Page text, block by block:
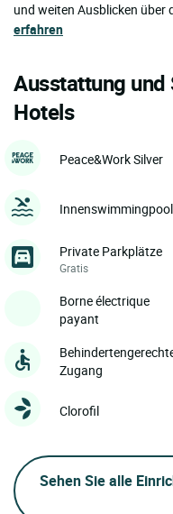
und weiten Ausblicken über
erfahren
Ausstattung
Hotels
Peace&Work Silver
Innenswimmingpool
Private Parkplätze
Gratis
Borne électrique
payant
Zugang
Clorofil
Sehen Sie alle